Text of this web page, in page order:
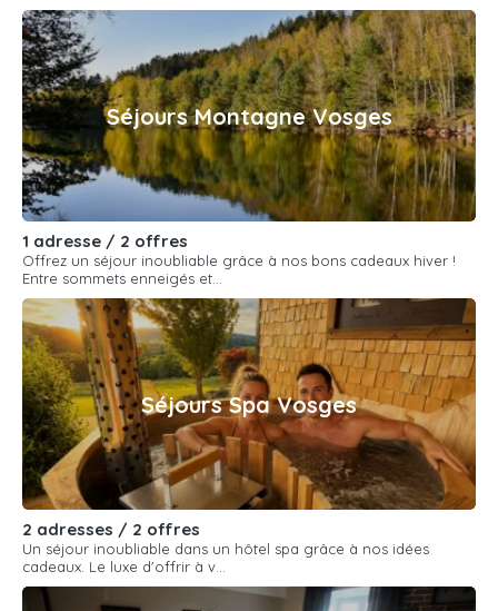
Séjours Montagne Vosges
1 adresse / 2 offres
Offrez un séjour inoubliable grâce à nos bons cadeaux hiver !
Entre sommets enneigés et...
Séjours Spa Vosges
2 adresses / 2 offres
Un séjour inoubliable dans un hôtel spa grâce à nos idées
cadeaux. Le luxe d'offrir à v...